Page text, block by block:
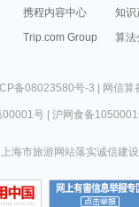
携程内容中心
知识
Trip.com Group
算法
备08023580号-3 | 网信算
00001号| 沪网食备
上海市旅游网站落实诚信建